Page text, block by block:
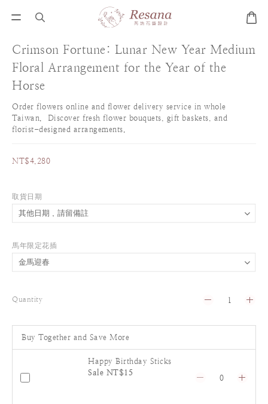
Crimson Fortune: Lunar New Year Medium
Floral Arrangement for the Year of the
Horse
Order flowers online and flower delivery service in whole
Taiwan.  Discover fresh flower bouquets, gift baskets, and
florist-designed arrangements.
NT$4,280
取貨日期
馬年限定花插
Quantity
Buy Together and Save More
Happy Birthday Sticks
Sale NT$15